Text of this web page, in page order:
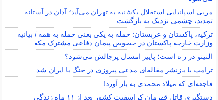
مربی اسپانیایی استقلال یکشنبه به تهران می‌آید؛ آدان در آستانه
تمدید، چشمی نزدیک به بازگشت
ترکیه، پاکستان و عربستان: حمله به یکی یعنی حمله به همه / بیانیه
وزارت خارجه پاکستان در خصوص پیمان دفاعی مشترک مکه
النینو در راه است؛ پاییز امسال پرچالش می‌شود؟
ترامپ با بازنشر مقاله‌ای مدعی پیروزی در جنگ با ایران شد
فاجعه‌ای که میلاد محمدی به بار آورد!
دستگیری قاتل قهرمان کراسفیت کشور بعد از ۱۱ ماه زندگی